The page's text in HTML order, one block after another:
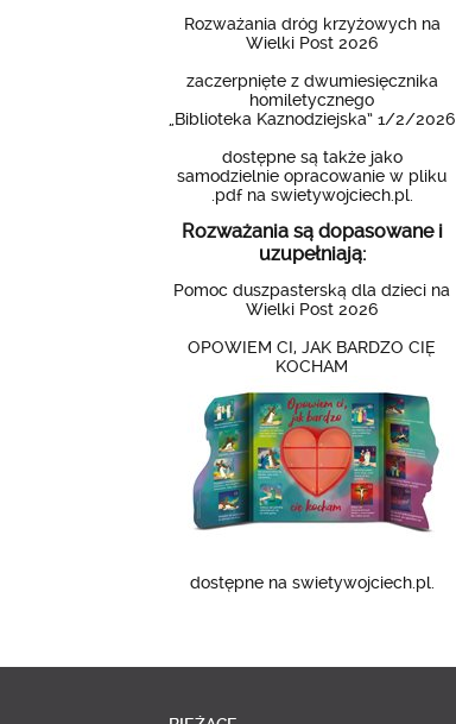
Rozważania dróg krzyżowych na
Wielki Post 2026
zaczerpnięte z dwumiesięcznika
homiletycznego
„Biblioteka Kaznodziejska” 1/2/2026
dostępne są także jako
samodzielnie opracowanie w pliku
.pdf na swietywojciech.pl.
Rozważania są dopasowane i
uzupełniają:
Pomoc duszpasterską dla dzieci na
Wielki Post 2026
OPOWIEM CI, JAK BARDZO CIĘ
KOCHAM
dostępne na swietywojciech.pl.